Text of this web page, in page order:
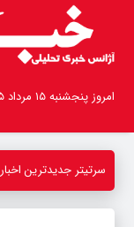
امروز پنجشنبه ۱۵ مرداد ۱۴۰۵
سرتیتر جدیدترین اخبار